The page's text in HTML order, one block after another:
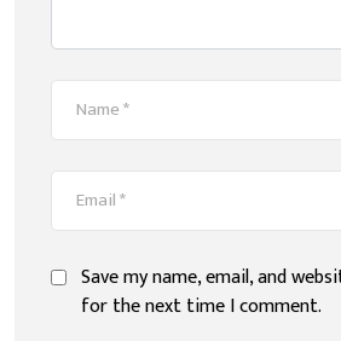
Save my name, email, and
for the next time I comment.